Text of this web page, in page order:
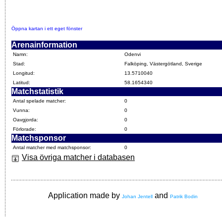
Öppna kartan i ett eget fönster
Arenainformation
Namn:
Odenvi
Stad:
Falköping, Västergötland, Sverige
Longitud:
13.5710040
Latitud:
58.1654340
Matchstatistik
Antal spelade matcher:
0
Vunna:
0
Oavgjorda:
0
Förlorade:
0
Matchsponsor
Antal matcher med matchsponsor: 0
Visa övriga matcher i databasen
Application made by Johan Jentell and Patrik Bodin